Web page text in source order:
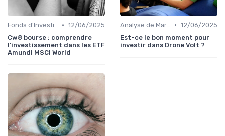
Fonds d'Investissement et ETF • 12/06/2025
Cw8 bourse : comprendre
l'investissement dans les ETF
Amundi MSCI World
Analyse de Marché • 12/06/2025
Est-ce le bon moment pour
investir dans Drone Volt ?